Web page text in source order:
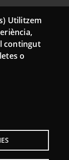
Utilitzem
contingut
o
Accessibilitat